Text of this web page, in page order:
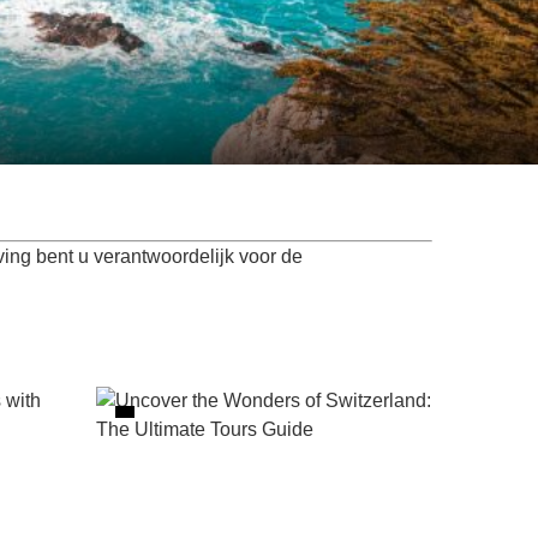
bent u verantwoordelijk voor de